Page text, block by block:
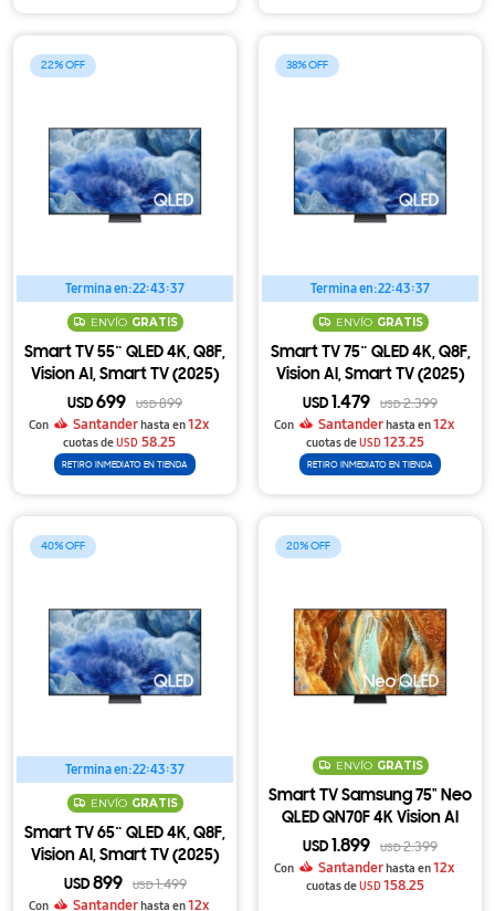
22
Termina en:22:43:37
ENVÍO GRATIS
Smart TV 55¨ QLED 4K, Q8F,
Vision AI, Smart TV (2025)
USD 699 USD899
Con
Santanderhasta en12x
cuotas deUSD 58.25
RETIRO INMEDIATO EN TIENDA
38
Termina en:22:43:37
ENVÍO GRATIS
Smart TV 75¨ QLED 4K, Q8F,
Vision AI, Smart TV (2025)
USD 1.479 USD2.399
Con
Santanderhasta en12x
cuotas deUSD123.25
RETIRO INMEDIATO EN TIENDA
40
Termina en:22:43:37
ENVÍO GRATIS
Smart TV 65¨ QLED 4K, Q8F,
Vision AI, Smart TV (2025)
USD 899 USD1.499
Con
Santanderhasta en12x
20
ENVÍO GRATIS
Smart TV Samsung 75" Neo
QLED QN70F 4K Vision AI
(2025)
USD 1.899 USD2.399
Con
Santanderhasta en12x
cuotas deUSD158.25